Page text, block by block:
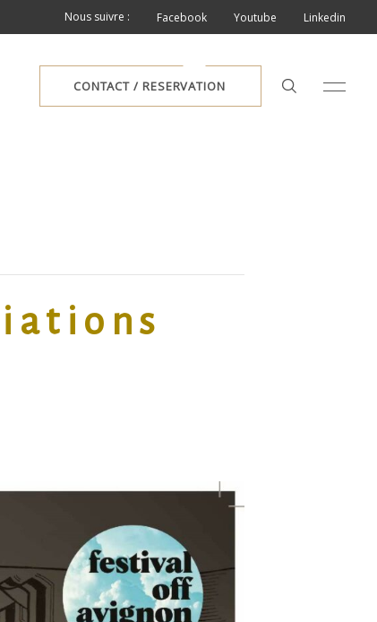
Nous suivre : Facebook Youtube Linkedin
CONTACT / RESERVATION